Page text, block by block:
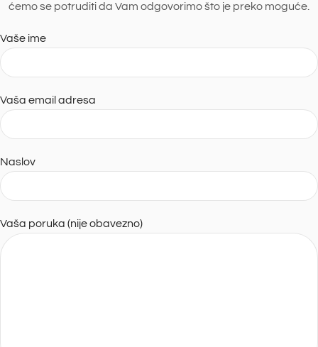
ćemo se potruditi da Vam odgovorimo što je preko moguće.
Vaše ime
Vaša email adresa
Naslov
Vaša poruka (nije obavezno)